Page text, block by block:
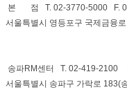
본 점 T. 02-3770-5000 F.
서울특별시 영등포구 국제금융
송파RM센터 T. 02-419-2100
서울특별시 송파구 가락로 183(